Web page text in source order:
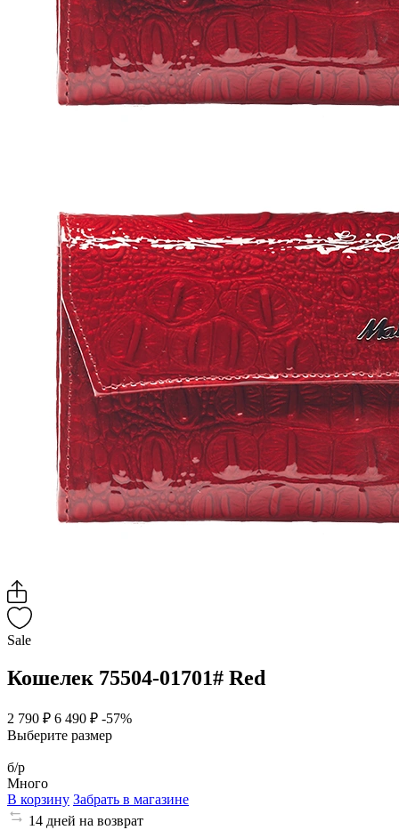
Sale
Кошелек 75504-01701# Red
2 790 ₽ 6 490 ₽ -57%
Выберите размер
б/р
Много
В корзину Забрать в магазине
14 дней на возврат